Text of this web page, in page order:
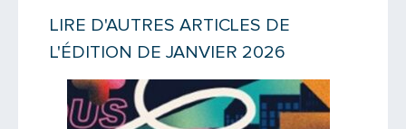
Message
LIRE D'AUTRES ARTICLES DE
L'ÉDITION DE JANVIER 2026
Lire la suite